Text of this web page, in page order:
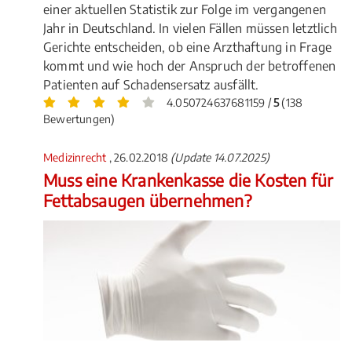
einer aktuellen Statistik zur Folge im vergangenen
Jahr in Deutschland. In vielen Fällen müssen letztlich
Gerichte entscheiden, ob eine Arzthaftung in Frage
kommt und wie hoch der Anspruch der betroffenen
Patienten auf Schadensersatz ausfällt.
4.050724637681159 /5(138
Bewertungen)
Medizinrecht , 26.02.2018 (Update 14.07.2025)
Muss eine Krankenkasse die Kosten für
Fettabsaugen übernehmen?